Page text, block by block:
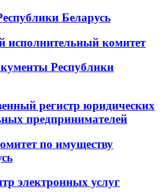
Беларусь
исполнительный комитет
Республики
регистр юридических
предпринимателей
по имуществу
электронных услуг